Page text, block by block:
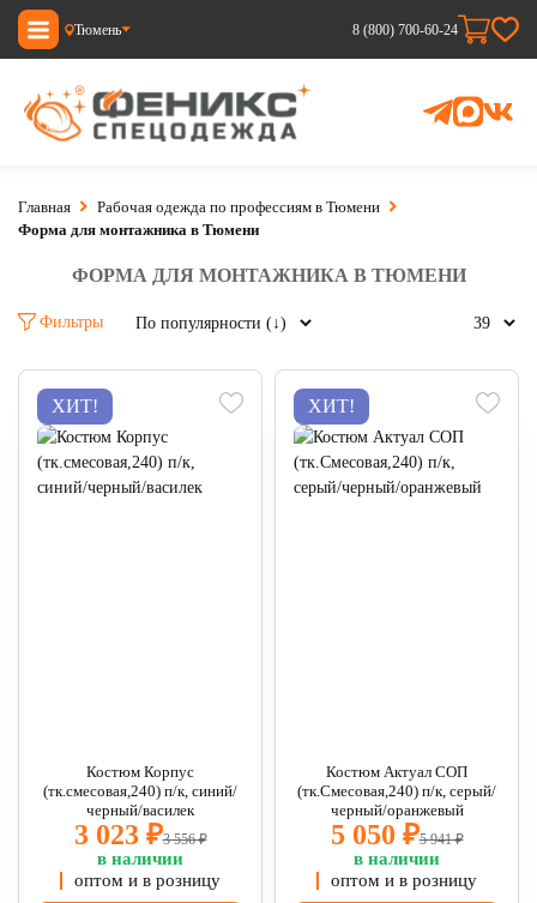
Тюмень 8 (800) 700-60-24
Главная
Рабочая одежда по профессиям в Тюмени
Форма для монтажника в Тюмени
ФОРМА ДЛЯ МОНТАЖНИКА В ТЮМЕНИ
Фильтры
ХИТ!
Костюм Корпус
(тк.смесовая,240) п/к, синий/
черный/василек
3 023 ₽3 556 ₽
в наличии
оптом и в розницу
ХИТ!
Костюм Актуал СОП
(тк.Смесовая,240) п/к, серый/
черный/оранжевый
5 050 ₽5 941 ₽
в наличии
оптом и в розницу